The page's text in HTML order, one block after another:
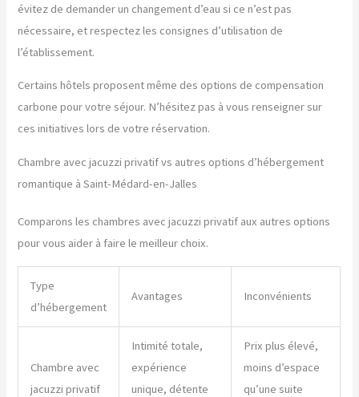
évitez de demander un changement d’eau si ce n’est pas
nécessaire, et respectez les consignes d’utilisation de
l’établissement.
Certains hôtels proposent même des options de compensation
carbone pour votre séjour. N’hésitez pas à vous renseigner sur
ces initiatives lors de votre réservation.
Chambre avec jacuzzi privatif vs autres options d’hébergement
romantique à Saint-Médard-en-Jalles
Comparons les chambres avec jacuzzi privatif aux autres options
pour vous aider à faire le meilleur choix.
Type
d’hébergement
Avantages Inconvénients
Chambre avec
jacuzzi privatif
Intimité totale,
expérience
unique, détente
Prix plus élevé,
moins d’espace
qu’une suite